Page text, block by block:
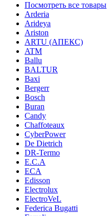
Посмотреть все товары
Arderia
Arideya
Ariston
ARTU (АПЕКС)
ATM
Ballu
BALTUR
Baxi
Bergerr
Bosch
Buran
Candy
Chaffoteaux
CyberPower
De Dietrich
DR-Termo
E.C.A
ECA
Edisson
Electrolux
ElectroVeL
Federica Bugatti